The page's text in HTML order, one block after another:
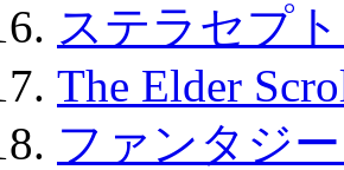
ステラセプ
The Elder
ファンタジ